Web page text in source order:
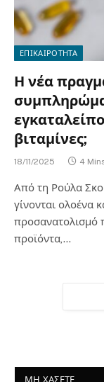
ΕΠΙΚΑΙΡΟΤΗΤΑ
Η νέα
βιταμίνες;
18/11/2025 4
Από τη Ρούλα
γίνονται ολοένα
προσανατολισμό
προϊόντα,…
ΜΗ ΧΑΣΕΤΕ